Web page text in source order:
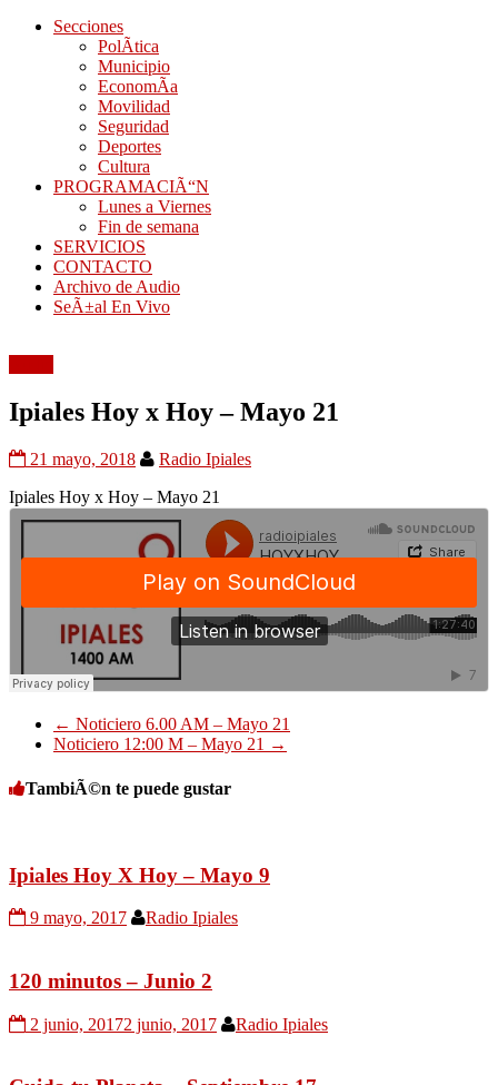
Secciones
PolÃ­tica
Municipio
EconomÃ­a
Movilidad
Seguridad
Deportes
Cultura
PROGRAMACIÃ“N
Lunes a Viernes
Fin de semana
SERVICIOS
CONTACTO
Archivo de Audio
SeÃ±al En Vivo
Ipiales Hoy x Hoy – Mayo 21
21 mayo, 2018
Radio Ipiales
Ipiales Hoy x Hoy – Mayo 21
← Noticiero 6.00 AM – Mayo 21
Noticiero 12:00 M – Mayo 21 →
TambiÃ©n te puede gustar
Ipiales Hoy X Hoy – Mayo 9
9 mayo, 2017 Radio Ipiales
120 minutos – Junio 2
2 junio, 20172 junio, 2017 Radio Ipiales